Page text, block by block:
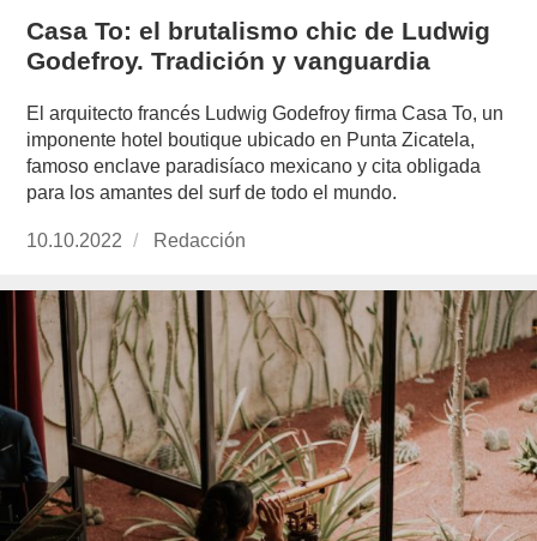
Casa To: el brutalismo chic de Ludwig
Godefroy. Tradición y vanguardia
El arquitecto francés Ludwig Godefroy firma Casa To, un
imponente hotel boutique ubicado en Punta Zicatela,
famoso enclave paradisíaco mexicano y cita obligada
para los amantes del surf de todo el mundo.
Publicado
10.10.2022 https://www.experimenta.es/author/redaccion/
Redacción